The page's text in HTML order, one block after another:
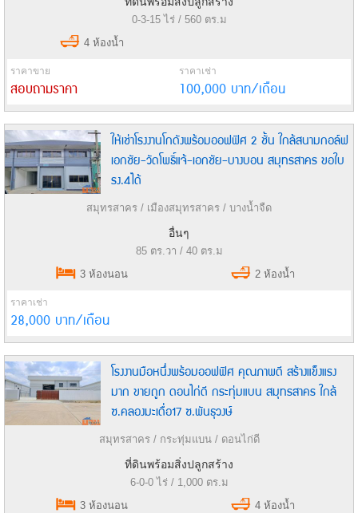
0-3-15 ไร่ / 560 ตร.ม
4 ห้องน้ำ
ราคาขาย
สอบถามราคา
ราคาเช่า
100,000 บาท/เดือน
ให้เช่าโรงงานโกดังพร้อมออฟฟิศ 2 ชั้น ใกล้สนามกอล์ฟ
เอกชัย-วัดโพธิ์แจ้-เอกชัย-บางบอน สมุทรสาคร ขอใบ
รง.4ได้
สมุทรสาคร / เมืองสมุทรสาคร / บางน้ำจืด
อื่นๆ
85 ตร.วา / 40 ตร.ม
3 ห้องนอน
2 ห้องน้ำ
ราคาเช่า
28,000 บาท/เดือน
โรงงานมือหนึ่งพร้อมออฟฟิศ คุณภาพดี สร้างแข็งแรง
มาก ขายถูก ดอนไก่ดี กระทุ่มแบน สมุทรสาคร ใกล้
ซ.คลองมะเดื่อ17 ซ.พันธุวงษ์
สมุทรสาคร / กระทุ่มแบน / ดอนไก่ดี
ที่ดินพร้อมสิ่งปลูกสร้าง
6-0-0 ไร่ / 1,000 ตร.ม
3 ห้องนอน
4 ห้องน้ำ